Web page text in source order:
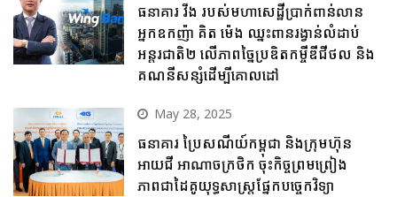
ធនាគារ វីង របស់មហាសេដ្ឋីប្រាក់ពាន់លាន
អ្នកឧកញ៉ា គិត ម៉េង ឈ្នះពានរង្វាន់លំដាប់
អន្តរជាតិ២ លើភាពច្នៃប្រឌិតកម្ចីឌីជីថល និង
គណនីសន្សំដើម្បីគោលដៅ
May 28, 2025
ធនាគារ ប្រៃសណីយ៍កម្ពុជា និងក្រុមហ៊ុន
អាយជី អាណាចក្រថិក ចុះកិច្ចព្រមព្រៀង
ភាពជាដៃគូយុទ្ធសាស្ត្រផ្នែកបច្ចេកវិទ្យា